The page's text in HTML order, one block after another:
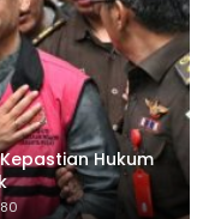
Hukum